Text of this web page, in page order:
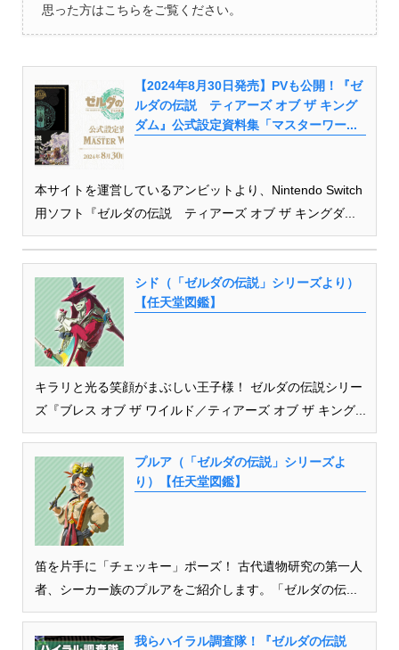
思った方はこちらをご覧ください。
【2024年8月30日発売】PVも公開！『ゼ
ルダの伝説 ティアーズ オブ ザ キング
ダム』公式設定資料集「マスターワー...
本サイトを運営しているアンビットより、Nintendo Switch
用ソフト『ゼルダの伝説 ティアーズ オブ ザ キングダ...
シド（「ゼルダの伝説」シリーズより）
【任天堂図鑑】
キラリと光る笑顔がまぶしい王子様！ ゼルダの伝説シリー
ズ『ブレス オブ ザ ワイルド／ティアーズ オブ ザ キング...
プルア（「ゼルダの伝説」シリーズよ
り）【任天堂図鑑】
笛を片手に「チェッキー」ポーズ！ 古代遺物研究の第一人
者、シーカー族のプルアをご紹介します。「ゼルダの伝...
我らハイラル調査隊！『ゼルダの伝説